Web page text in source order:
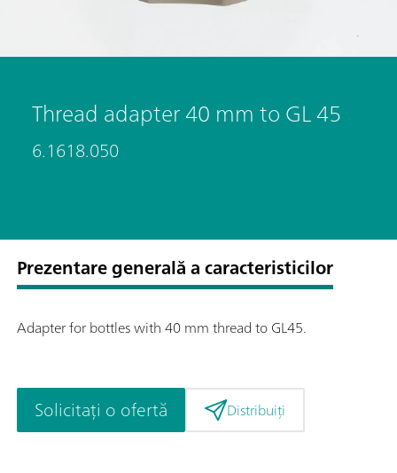
Thread adapter 40 mm to GL 45
6.1618.050
Prezentare generală a caracteristicilor
Adapter for bottles with 40 mm thread to GL45.
Solicitați o ofertă Distribuiți